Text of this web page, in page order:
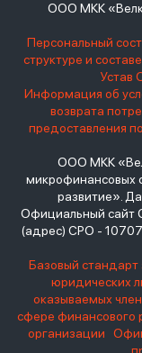
ООО МКК
Персональный
структуре и
Устав
Информация об
возврата
предоставления
ООО МКК
микрофинансовых
развитие».
Официальный сайт
(адрес) СРО -
Базовый стандарт
юридических
оказываемых
сфере
организации